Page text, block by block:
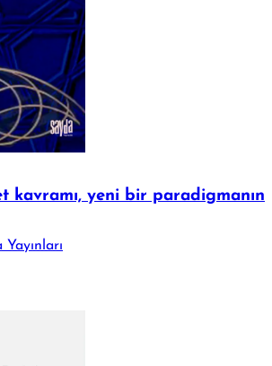
kavramı, yeni bir paradigmanın
Yayınları